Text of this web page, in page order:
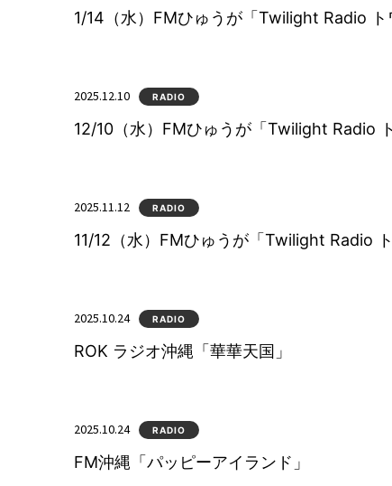
1/14（水）FMひゅうが「Twilight Radio
2025.12.10 RADIO
12/10（水）FMひゅうが「Twilight Radio
2025.11.12 RADIO
11/12（水）FMひゅうが「Twilight Radio
2025.10.24 RADIO
ROK ラジオ沖縄「華華天国」
2025.10.24 RADIO
FM沖縄「パッピーアイランド」